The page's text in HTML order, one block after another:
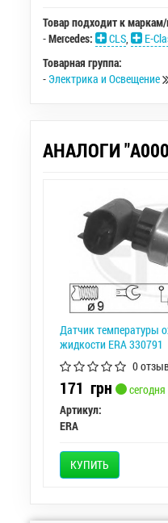
Товар подходит к
-Mercedes: CLS, E-
Товарная группа:
- Электрика и Освещение
АНАЛОГИ
Датчик температуры
жидкости ERA 330791
0
171 грн
сегодня
Артикул:
ERA
КУПИТЬ